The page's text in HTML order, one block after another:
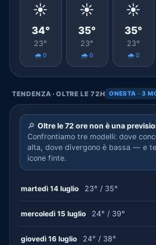
☀️
34°
23°
🌧️ 0
☀️
35°
23°
🌧️ 0
☀️
35°
23°
🌧️ 0
TENDENZA · OLTRE LE 72H ONESTA · 3
🔎 Oltre le 72 ore non è una
Confrontiamo tre modelli: dove
alta, dove divergono è bassa — e
icone finte.
martedì 14 luglio 23° / 35°
mercoledì 15 luglio 24° / 39°
giovedì 16 luglio 24° / 38°